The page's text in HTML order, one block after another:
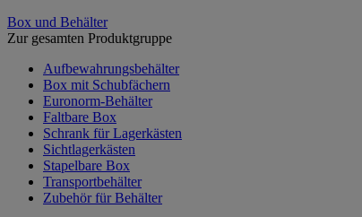
Box und Behälter
Zur gesamten Produktgruppe
Aufbewahrungsbehälter
Box mit Schubfächern
Euronorm-Behälter
Faltbare Box
Schrank für Lagerkästen
Sichtlagerkästen
Stapelbare Box
Transportbehälter
Zubehör für Behälter